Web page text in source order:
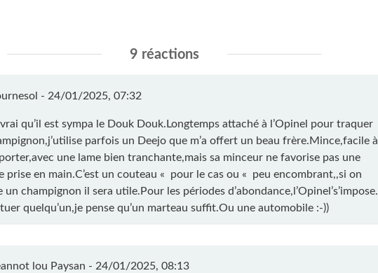
9 réactions
- 24/01/2025, 07:32
vrai qu’il est sympa le Douk Douk.Longtemps attaché à l’Opinel pour traquer
parfois un Deejo que m’a offert un beau frère.Mince,facile à
une lame bien tranchante,mais sa minceur ne favorise pas une
prise en main.C’est un couteau « pour le cas ou « peu encombrant,,si on
un champignon il sera utile.Pour les périodes d’abondance,l’Opinel’s’impose.
quelqu’un,je pense qu’un marteau suffit.Ou une automobile :-))
lou Paysan - 24/01/2025, 08:13